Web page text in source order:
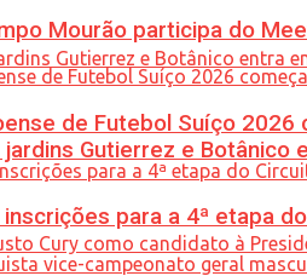
Gutierrez e
Mourão participa do
de Futebol Suíço
para a 4ª etapa